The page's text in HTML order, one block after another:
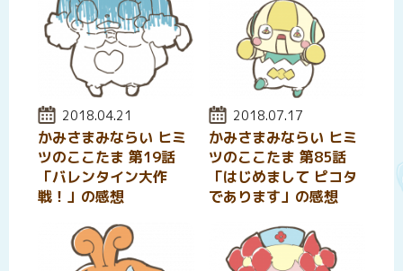
投稿日:
2018.04.21
かみさまみならい ヒミ
ツのここたま 第19話
「バレンタイン大作
戦！」の感想
投稿日:
2018.07.17
かみさまみならい ヒミ
ツのここたま 第85話
「はじめまして ピコタ
であります」の感想